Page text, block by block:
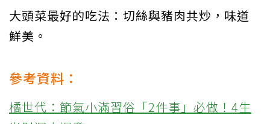
大頭菜最好的吃法：切絲與豬肉共炒，味道
鮮美。
參考資料：
橘世代：節氣小滿習俗「2件事」必做！4生